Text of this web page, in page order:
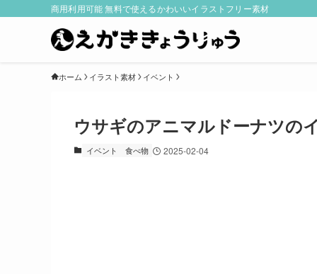
商用利用可能 無料で使えるかわいいイラストフリー素材
ホーム イラスト素材 イベント
ウサギのアニマルドーナツの
イベント 食べ物 2025-02-04